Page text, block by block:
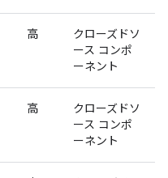
高
クローズドソ
ース コンポ
ーネント
高
クローズドソ
ース コンポ
ーネント